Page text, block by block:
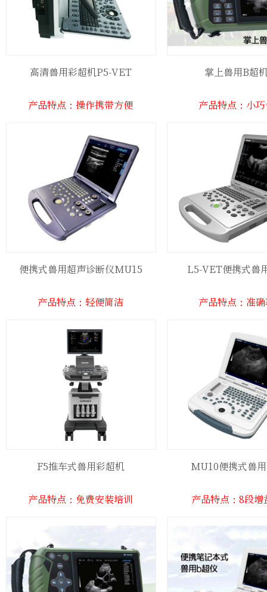
高清兽用彩超机P5-VET
产品特点：操作携带方便
掌上兽用B超
产品特点：小
便携式兽用超声诊断仪MU15
产品特点：轻便简洁
L5-VET便携式兽
产品特点：准
F5推车式兽用彩超机
产品特点：免费安装培训
MU10便携式兽
产品特点：8段增